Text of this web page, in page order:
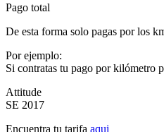
Pago total
De esta forma solo pagas por los
Por ejemplo:
Si contratas tu pago por kilómetro
Attitude
SE 2017
Encuentra tu tarifa aqui